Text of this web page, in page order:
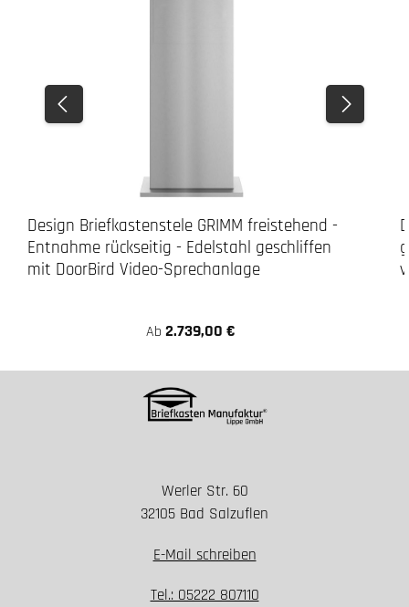
Design Briefkastenstele GRIMM freistehend -
Entnahme rückseitig - Edelstahl geschliffen
mit DoorBird Video-Sprechanlage
Ab 2.739,00 €
Werler Str. 60
32105 Bad Salzuflen
E-Mail schreiben
Tel.: 05222 807110